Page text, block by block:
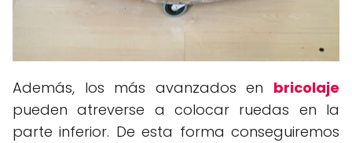
Además, los más avanzados en bricolaje
pueden atreverse a colocar ruedas en la
parte inferior. De esta forma conseguiremos